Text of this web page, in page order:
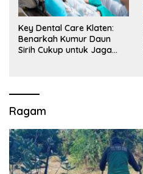
Key Dental Care Klaten:
Benarkah Kumur Daun
Sirih Cukup untuk Jaga
Ragam